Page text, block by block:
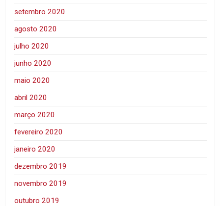
setembro 2020
agosto 2020
julho 2020
junho 2020
maio 2020
abril 2020
março 2020
fevereiro 2020
janeiro 2020
dezembro 2019
novembro 2019
outubro 2019